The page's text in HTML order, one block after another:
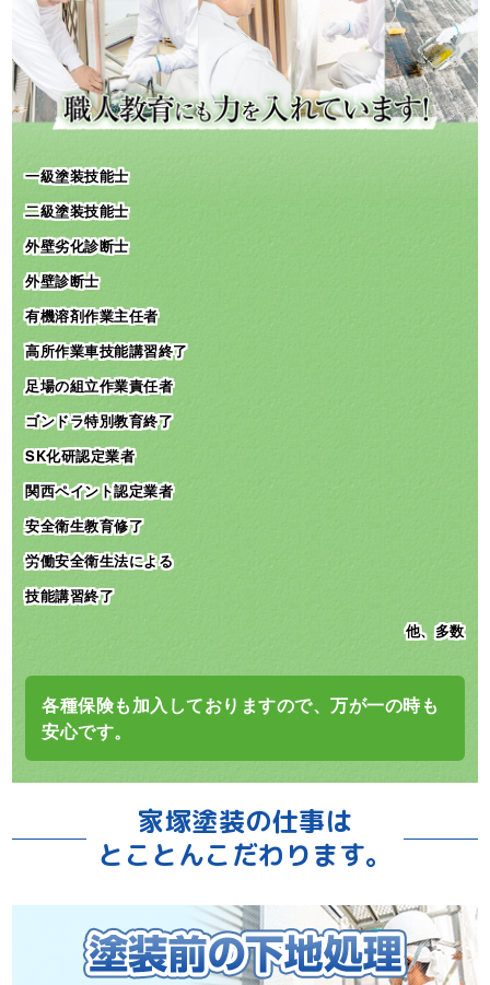
一級塗装技能士
二級塗装技能士
外壁劣化診断士
外壁診断士
有機溶剤作業主任者
高所作業車技能講習終了
足場の組立作業責任者
ゴンドラ特別教育終了
SK化研認定業者
関西ペイント認定業者
安全衛生教育修了
労働安全衛生法による
技能講習終了
他、多数
各種保険も加入しておりますので、万が一の時も
安心です。
家塚塗装の仕事は
とことんこだわります。